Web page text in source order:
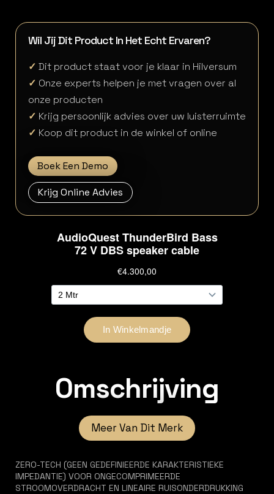
Wil Jij Dit Product In Het Echt Ervaren?
✓ Dit product staat voor je klaar in Hilversum
✓ Onze experts helpen je met vragen over al
onze producten
✓ Krijg persoonlijk advies over uw luisterruimte
✓ Koop dit product in de winkel of online
Boek Een Demo
Krijg Online Advies
Omschrijving
Meer Van Dit Merk
ZERO-TECH (GEEN GEDEFINIEERDE KARAKTERISTIEKE
IMPEDANTIE) VOOR ONGECOMPRIMEERDE
STROOMOVERDRACHT EN LINEAIRE RUISONDERDRUKKING